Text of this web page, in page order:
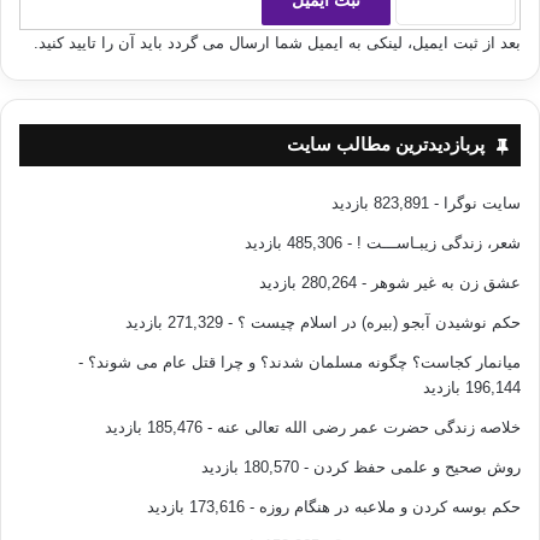
نیست.
برای ذکر آداب زیادی گفته اند که مقدمترین و مهمترین آن­ها از این قرارند که لازم
1- خشوع یعنی توجه و خضوع قلبی و توجه به معانی موردنظر تا آنجا که این
معانی در شخص اثر بگذارد و مقاصد و منظورهای ذکر را در نظر بگیرد.
2- کوتاهی صدا تا آنجا که ممکن است با بیداری تمام و همت کامل تا جائی که
باعث تشویق حواس دیگران نشود و این موضوع را آیه ی کریمه در آداب ذکر
(‏ وَاذْكُر رَّبَّكَ فِي نَفْسِكَ تَضَرُّعاً وَخِيفَةً وَدُونَ الْجَهْرِ مِنَ الْقَوْلِ بِالْغُدُوِّ وَالآصَالِ وَلاَ
تَكُن مِّنَ الْغَافِلِينَ ‏)
یعنی: «‏ پروردگارت را در دل خود ، با فروتني ( در برابر خدا ) و هراس ( از او ) و
آهسته و آرام ، صبحگاهان و شامگاهان ياد كن ، و از زمره غافلان مباش . ‏»
3- اگر ذکر خدا به صورت جمعی باشد خود را از جمع پیش نیندازد و سعی کند
بعد از ثبت ایمیل، لینکی به ایمیل شما ارسال می گردد باید آن را تایید کنید.
پربازدیدترین مطالب سایت
سایت نوگرا - 823,891 بازدید
شعر، زندگی زیبـاســـت ! - 485,306 بازدید
عشق زن به غیر شوهر - 280,264 بازدید
حکم نوشیدن آبجو (بیره) در اسلام چیست ؟ - 271,329 بازدید
میانمار کجاست؟ چگونه مسلمان شدند؟ و چرا قتل عام می شوند؟ -
196,144 بازدید
خلاصه زندگی حضرت عمر رضی الله تعالی عنه - 185,476 بازدید
روش صحیح و علمی حفظ کردن - 180,570 بازدید
حکم بوسه کردن و ملاعبه در هنگام روزه - 173,616 بازدید